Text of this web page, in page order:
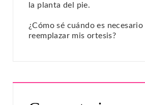
la planta del pie.
¿Cómo sé cuándo es necesario
reemplazar mis ortesis?